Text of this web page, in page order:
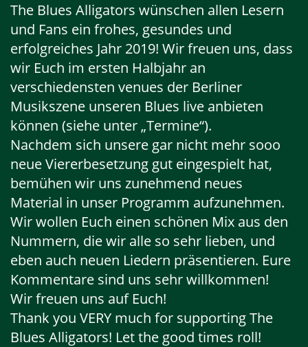
The Blues Alligators wünschen allen Lesern
und Fans ein frohes, gesundes und
erfolgreiches Jahr 2019! Wir freuen uns, dass
wir Euch im ersten Halbjahr an
verschiedensten venues der Berliner
Musikszene unseren Blues live anbieten
können (siehe unter „Termine“).
Nachdem sich unsere gar nicht mehr sooo
neue Viererbesetzung gut eingespielt hat,
bemühen wir uns zunehmend neues
Material in unser Programm aufzunehmen.
Wir wollen Euch einen schönen Mix aus den
Nummern, die wir alle so sehr lieben, und
eben auch neuen Liedern präsentieren. Eure
Kommentare sind uns sehr willkommen!
Wir freuen uns auf Euch!
Thank you VERY much for supporting The
Blues Alligators! Let the good times roll!